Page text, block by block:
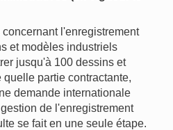
l'enregistrement
et modèles industriels
jusqu'à 100 dessins et
partie contractante,
demande internationale
de l'enregistrement
se fait en une seule étape.